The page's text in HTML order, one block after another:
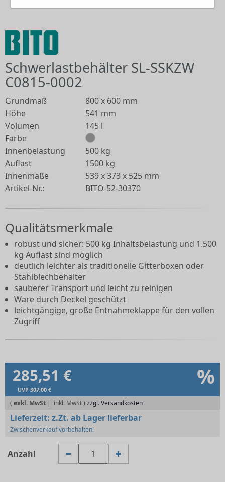
Schwerlastbehälter SL-SSKZW
C0815-0002
Grundmaß
800 x 600 mm
Höhe
541 mm
Volumen
145 l
Farbe
Innenbelastung
500 kg
Auflast
1500 kg
Innenmaße
539 x 373 x 525 mm
Artikel-Nr.:
BITO-52-30370
Qualitätsmerkmale
robust und sicher: 500 kg Inhaltsbelastung und 1.500
kg Auflast sind möglich
deutlich leichter als traditionelle Gitterboxen oder
Stahlblechbehälter
sauberer Transport und leicht zu reinigen
Ware durch Deckel geschützt
leichtgängige, große Entnahmeklappe für den vollen
Zugriff
285,51 € %
UVP 307,00 €
( exkl. MwSt | zzgl. Versandkosten
Lieferzeit: z.Zt. ab Lager lieferbar
Zwischenverkauf vorbehalten!
Anzahl